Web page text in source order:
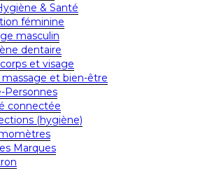
& Santé
féminine
masculin
dentaire
et visage
massage et bien-être
Personnes
connectée
(hygiène)
Marques